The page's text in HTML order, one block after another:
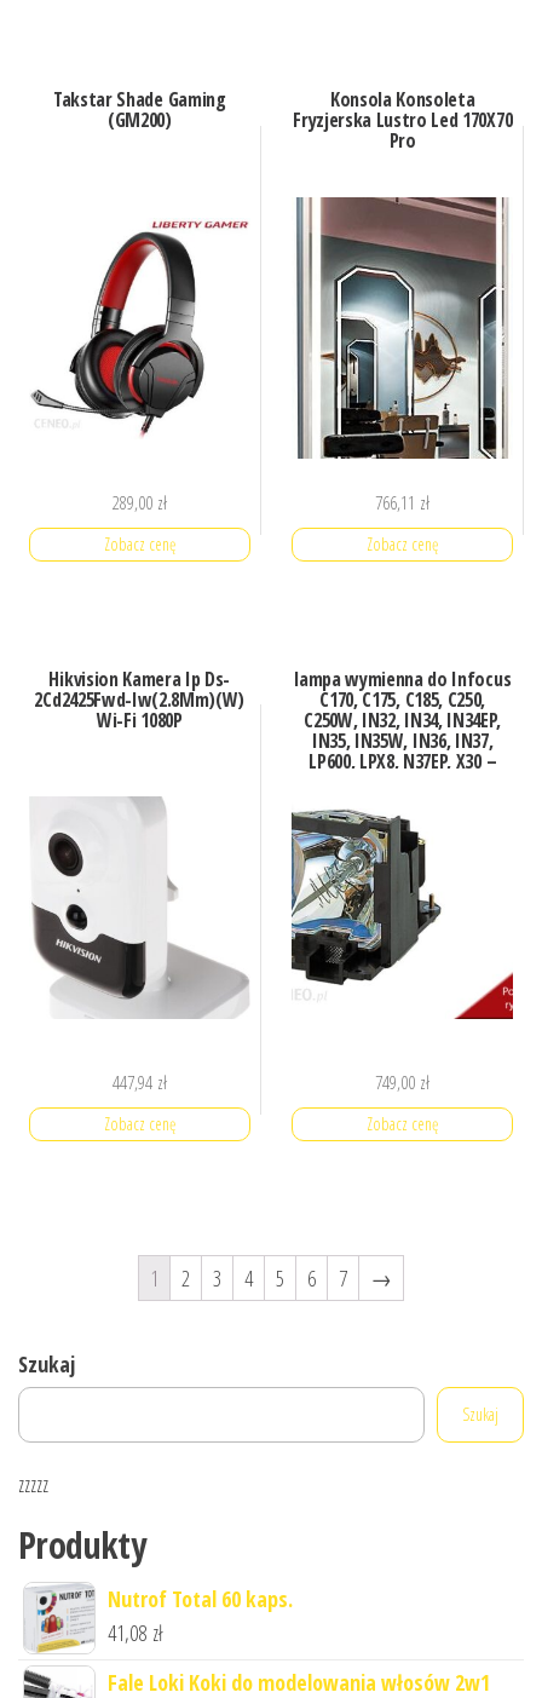
Takstar Shade Gaming
(GM200)
289,00 zł
Zobacz cenę
Konsola Konsoleta
Fryzjerska Lustro Led 170X70
Pro
766,11 zł
Zobacz cenę
Hikvision Kamera Ip Ds-
2Cd2425Fwd-Iw(2.8Mm)(W)
Wi-Fi 1080P
447,94 zł
Zobacz cenę
lampa wymienna do Infocus
C170, C175, C185, C250,
C250W, IN32, IN34, IN34EP,
IN35, IN35W, IN36, IN37,
LP600, LPX8, N37EP, X30 –
749,00 zł
Zobacz cenę
1 2 3 4 5 6 7 →
Szukaj
Szukaj
zzzzz
Produkty
Nutrof Total 60 kaps.
41,08 zł
Fale Loki Koki do modelowania włosów 2w1